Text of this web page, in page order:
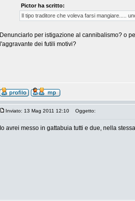
Pictor ha scritto:
Il tipo traditore che voleva farsi mangiare.....
Denunciarlo per istigazione al cannibalismo? o
l'aggravante dei futili motivi?
Inviato: 13 Mag 2011 12:10 Oggetto:
Io avrei messo in gattabuia tutti e due, nella